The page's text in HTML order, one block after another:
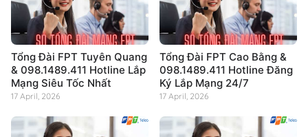
Tổng Đài FPT Tuyên Quang
& 098.1489.411 Hotline Lắp
Mạng Siêu Tốc Nhất
17 April, 2026
Tổng Đài FPT Cao Bằng &
098.1489.411 Hotline Đăng
Ký Lắp Mạng 24/7
17 April, 2026